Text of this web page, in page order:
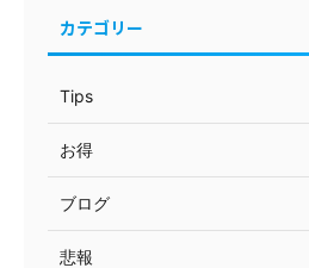
カテゴリー
Tips
お得
ブログ
悲報